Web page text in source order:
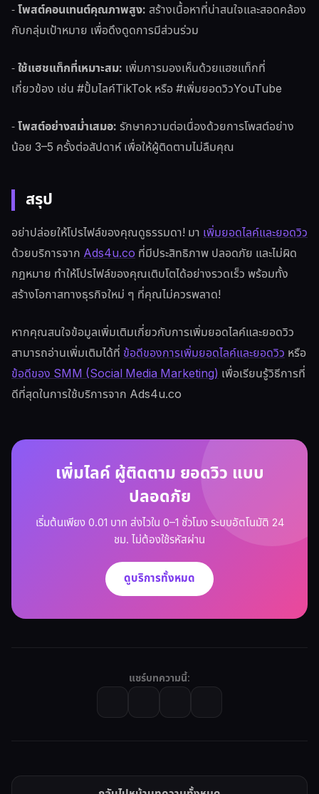
-โพสต์คอนเทนต์คุณภาพสูง: สร้างเนื้อหาที่น่าสนใจและสอดคล้อง
กับกลุ่มเป้าหมาย เพื่อดึงดูดการมีส่วนร่วม
-ใช้แฮชแท็กที่เหมาะสม: เพิ่มการมองเห็นด้วยแฮชแท็กที่
เกี่ยวข้อง เช่น #ปั้มไลค์TikTok หรือ #เพิ่มยอดวิวYouTube
-โพสต์อย่างสม่ำเสมอ: รักษาความต่อเนื่องด้วยการโพสต์อย่าง
น้อย 3–5 ครั้งต่อสัปดาห์ เพื่อให้ผู้ติดตามไม่ลืมคุณ
สรุป
อย่าปล่อยให้โปรไฟล์ของคุณดูธรรมดา! มา เพิ่มยอดไลค์และยอดวิว
ด้วยบริการจาก Ads4u.co ที่มีประสิทธิภาพ ปลอดภัย และไม่ผิด
กฎหมาย ทำให้โปรไฟล์ของคุณเติบโตได้อย่างรวดเร็ว พร้อมทั้ง
สร้างโอกาสทางธุรกิจใหม่ ๆ ที่คุณไม่ควรพลาด!
หากคุณสนใจข้อมูลเพิ่มเติมเกี่ยวกับการเพิ่มยอดไลค์และยอดวิว
สามารถอ่านเพิ่มเติมได้ที่ ข้อดีของการเพิ่มยอดไลค์และยอดวิว หรือ
ข้อดีของ SMM (Social Media Marketing) เพื่อเรียนรู้วิธีการที่
ดีที่สุดในการใช้บริการจาก Ads4u.co
เพิ่มไลค์ ผู้ติดตาม ยอดวิว แบบ
ปลอดภัย
เริ่มต้นเพียง 0.01 บาท ส่งไวใน 0–1 ชั่วโมง ระบบอัตโนมัติ 24
ชม. ไม่ต้องใช้รหัสผ่าน
ดูบริการทั้งหมด
แชร์บทความนี้: